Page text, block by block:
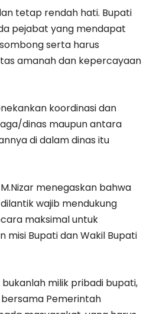
tetap rendah hati. Bupati
pejabat yang mendapat
serta harus
amanah dan kepercayaan
koordinasi dan
dinas maupun antara
di dalam dinas itu
menegaskan bahwa
wajib mendukung
maksimal untuk
misi Bupati dan Wakil Bupati
milik pribadi bupati,
Pemerintah